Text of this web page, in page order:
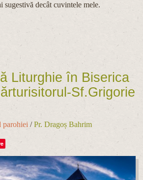
sugestivă decât cuvintele mele.
Liturghie în Biserica
Sf.Grigorie
parohiei /Pr. Dragoș Bahrim